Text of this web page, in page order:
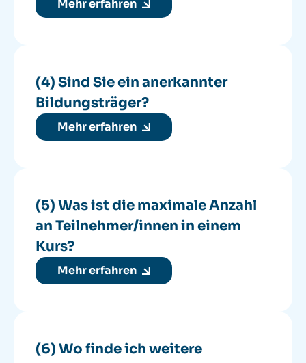
Mehr erfahren
(4) Sind Sie ein anerkannter
Bildungsträger?
Mehr erfahren
(5) Was ist die maximale Anzahl
an Teilnehmer/innen in einem
Kurs?
Mehr erfahren
(6) Wo finde ich weitere